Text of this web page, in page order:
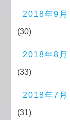
2018年9月
(30)
2018年8月
(33)
2018年7月
(31)